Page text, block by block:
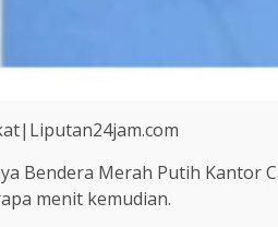
Bendera Merah Putih Kantor
menit kemudian.